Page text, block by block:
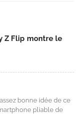
Z Flip montre le
bonne idée de ce
pliable de